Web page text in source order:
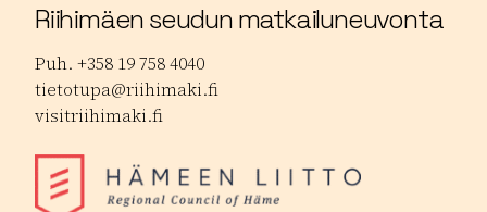
Riihimäen seudun matkailuneuvonta
Puh. +358 19 758 4040
tietotupa@riihimaki.fi
visitriihimaki.fi